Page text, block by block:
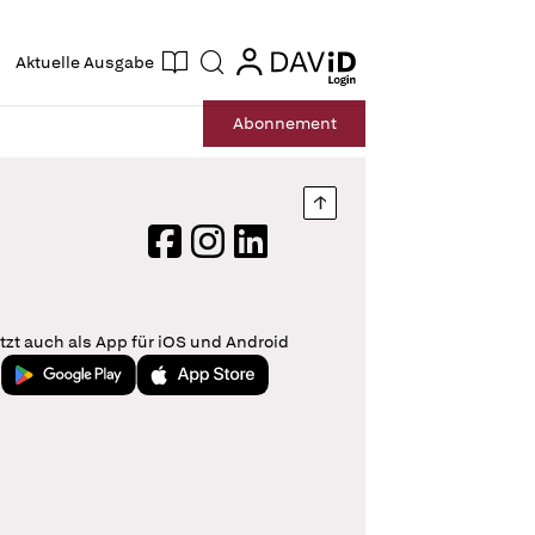
Aktuelle Ausgabe Suche login
login
Abonnement
Nach oben springen
FacebookInstagram
LinkedIn
auch als App für iOS und Android
Jetzt bei Google PlayLaden im App Store